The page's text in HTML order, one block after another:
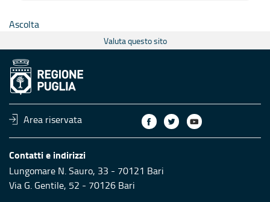
Ascolta
Valuta questo sito
Area riservata
Contatti e indirizzi
Lungomare N. Sauro, 33 - 70121 Bari
Via G. Gentile, 52 - 70126 Bari